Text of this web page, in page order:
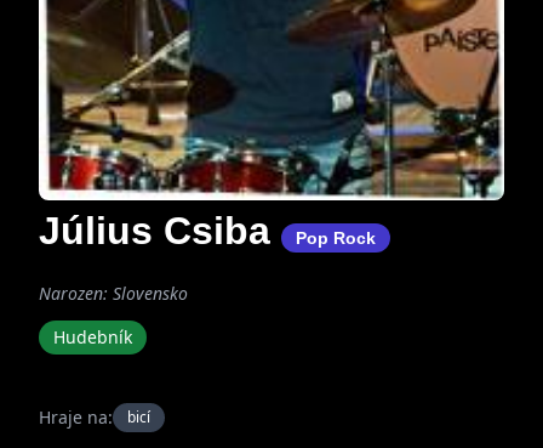
Július Csiba Pop Rock
Narozen: Slovensko
Hudebník
Hraje na: bicí